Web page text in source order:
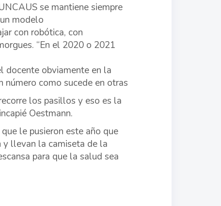
se mantiene siempre
modelo
con robótica, con
“En el 2020 o 2021
docente obviamente en la
número como sucede en otras
los pasillos y eso es la
Oestmann.
le pusieron este año que
y llevan la camiseta de la
para que la salud sea